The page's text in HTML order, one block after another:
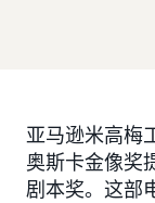
亚马逊米高梅
奥斯卡金像奖
剧本奖。这部